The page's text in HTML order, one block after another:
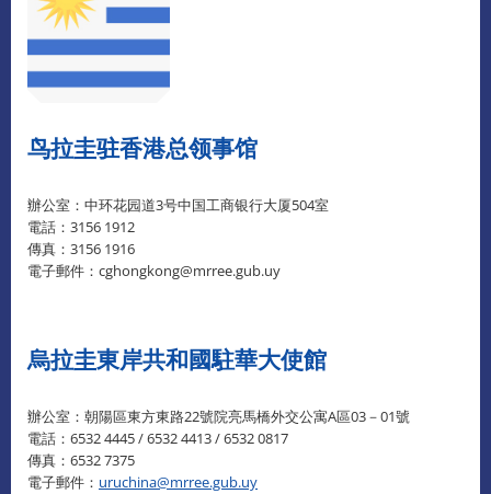
鸟拉圭驻香港总领事馆
辦公室：中环花园道3号中国工商银行大厦504室
電話：3156 1912
傳真：3156 1916
電子郵件：cghongkong@mrree.gub.uy
烏拉圭東岸共和國駐華大使館
辦公室：朝陽區東方東路22號院亮馬橋外交公寓A區03－01號
電話：6532 4445 / 6532 4413 / 6532 0817
傳真：6532 7375
電子郵件： uruchina@mrree.gub.uy